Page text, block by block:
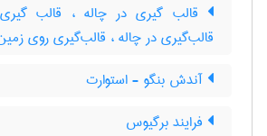
قالب گیری در چاله ، قالب
قالب‌گیری در چاله ، قالب‌گیری روی
آندش بنگو - استوارت
فرایند برگیوس